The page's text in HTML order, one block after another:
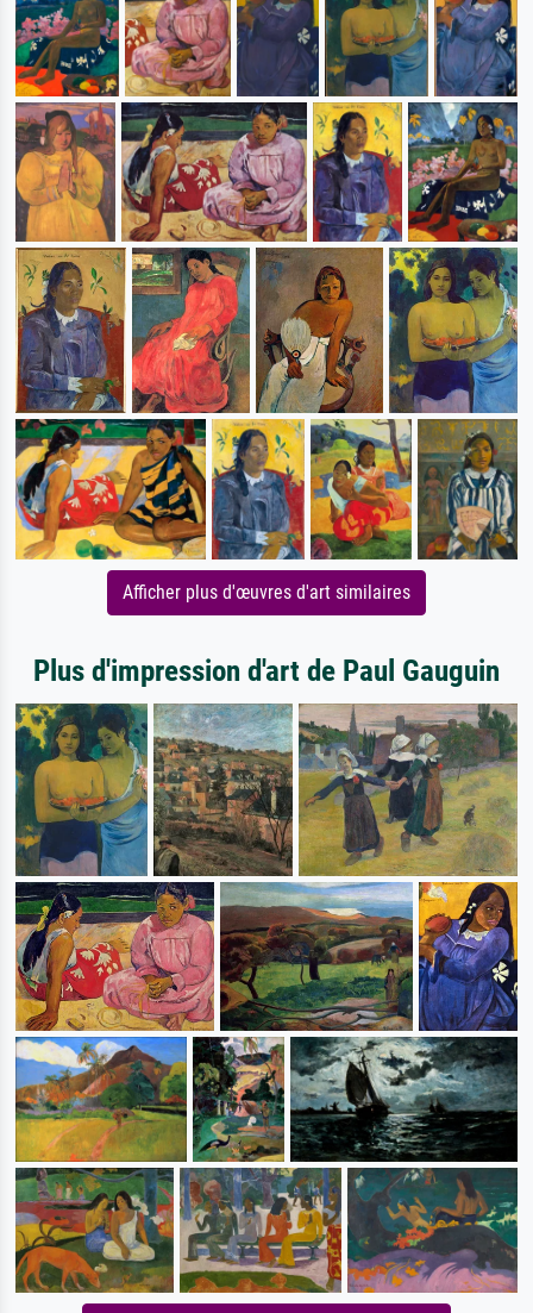
Afficher plus d'œuvres d'art similaires
Plus d'impression d'art de Paul Gauguin